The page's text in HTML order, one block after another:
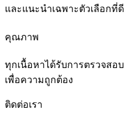
และแนะนำเฉพาะตัวเลือกที่
คุณภาพ
ทุกเนื้อหาได้รับการตรวจสอ
เพื่อความถูกต้อง
ติดต่อเรา